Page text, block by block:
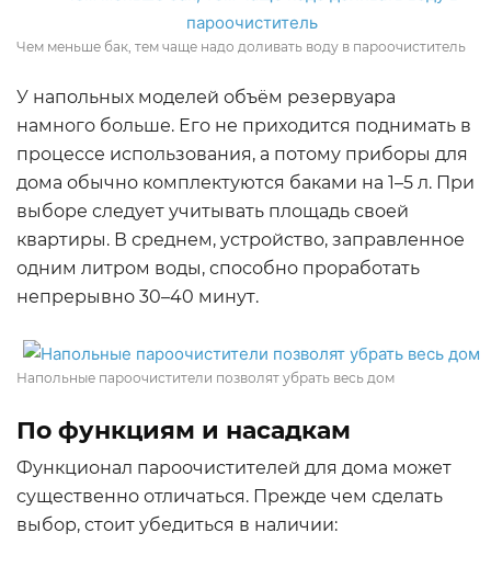
Чем меньше бак, тем чаще надо доливать воду в пароочиститель
У напольных моделей объём резервуара
намного больше. Его не приходится поднимать в
процессе использования, а потому приборы для
дома обычно комплектуются баками на 1–5 л. При
выборе следует учитывать площадь своей
квартиры. В среднем, устройство, заправленное
одним литром воды, способно проработать
непрерывно 30–40 минут.
Напольные пароочистители позволят убрать весь дом
По функциям и насадкам
Функционал пароочистителей для дома может
существенно отличаться. Прежде чем сделать
выбор, стоит убедиться в наличии: